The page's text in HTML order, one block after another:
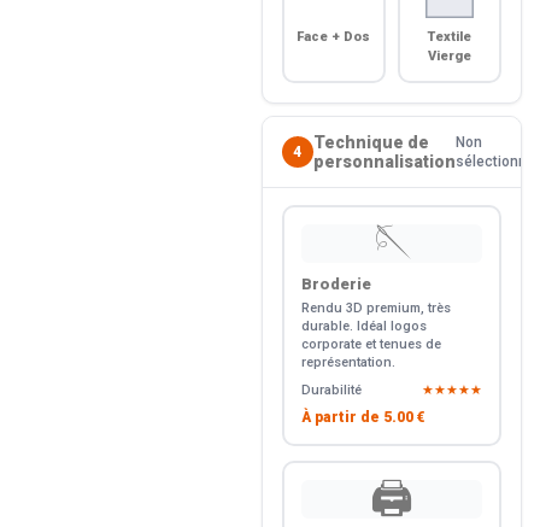
Face + Dos
Textile
Vierge
4
Technique de
personnalisation
Non
sélectionné
🪡
Broderie
Rendu 3D premium, très
durable. Idéal logos
corporate et tenues de
représentation.
Durabilité
★★★★★
À partir de 5.00 €
🖨️